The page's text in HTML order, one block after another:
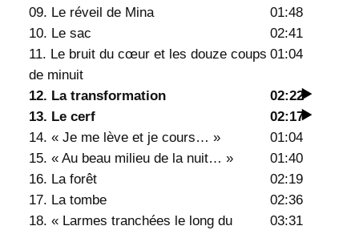
09. Le réveil de Mina
01:48
10. Le sac
02:41
11. Le bruit du cœur et les douze coups
de minuit
01:04
12. La transformation
02:22
13. Le cerf
02:17
14. « Je me lève et je cours… »
01:04
15. « Au beau milieu de la nuit… »
01:40
16. La forêt
02:19
17. La tombe
02:36
18. « Larmes tranchées le long du
03:31